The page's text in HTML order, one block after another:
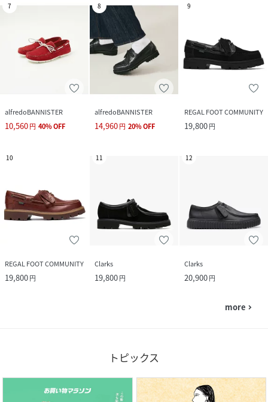
7
alfredoBANNISTER
10,560円 40%OFF
8
alfredoBANNISTER
14,960円 20%OFF
9
REGAL FOOT COMMUNITY
19,800円
10
REGAL FOOT COMMUNITY
19,800円
11
Clarks
19,800円
12
Clarks
20,900円
more navigate_next
トピックス